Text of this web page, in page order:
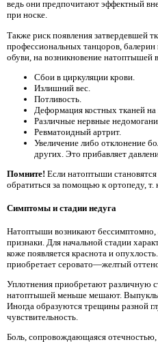
ведь они предпочитают эффектный
при носке.
Также риск появления затвердевшей
профессиональных танцоров, балерин
обуви, на возникновение натоптышей
Сбои в циркуляции крови.
Излишний вес.
Потливость.
Деформация костных тканей на
Различные нервные
Ревматоидный артрит.
Увеличение либо отклонение
других. Это прибавляет
Помните! Если натоптыши
обратиться за помощью к ортопеду, т.
Симптомы и стадии недуга
Натоптыши возникают бессимптомно,
признаки. Для начальной стадии
коже появляется краснота и
приобретает серовато—желтый
Уплотнения приобретают различную
натоптышей меньше мешают.
Иногда образуются трещины разной
чувствительность.
Боль, сопровождающаяся